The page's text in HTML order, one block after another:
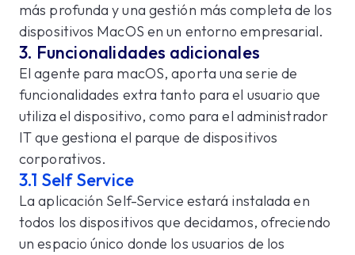
más profunda y una gestión más completa de los
dispositivos MacOS en un entorno empresarial.
3. Funcionalidades adicionales
El agente para macOS, aporta una serie de
funcionalidades extra tanto para el usuario que
utiliza el dispositivo, como para el administrador
IT que gestiona el parque de dispositivos
corporativos.
3.1 Self Service
La aplicación Self-Service estará instalada en
todos los dispositivos que decidamos, ofreciendo
un espacio único donde los usuarios de los